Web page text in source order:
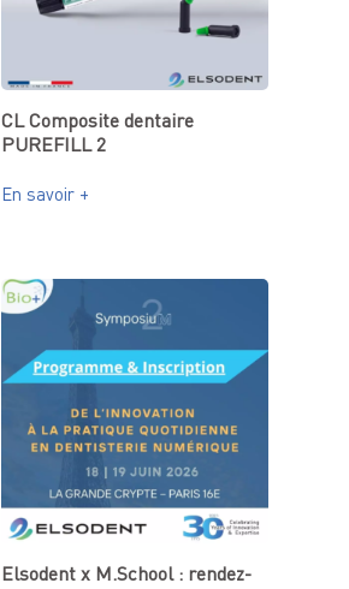
CL Composite dentaire
PUREFILL 2
En savoir +
Elsodent x M.School : rendez-